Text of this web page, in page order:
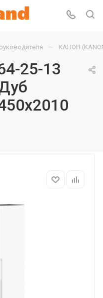
— КАНОН
25-13